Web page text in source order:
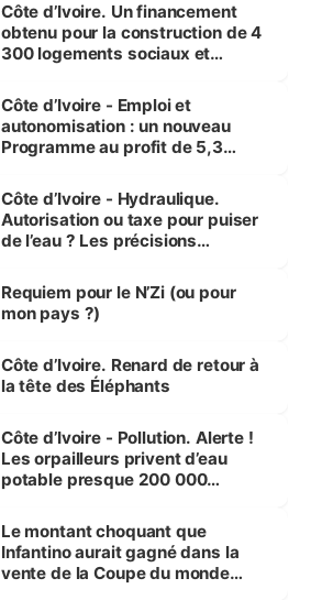
Côte d’Ivoire. Un financement
obtenu pour la construction de 4
300 logements sociaux et
et Yamoussoukro
Côte d’Ivoire - Emploi et
autonomisation : un nouveau
Programme au profit de 5,3
Côte d’Ivoire - Hydraulique.
Autorisation ou taxe pour puiser
de l’eau ? Les précisions
Requiem pour le N’Zi (ou pour
mon pays ?)
Côte d’Ivoire. Renard de retour à
la tête des Éléphants
Côte d’Ivoire - Pollution. Alerte !
Les orpailleurs privent d’eau
potable presque 200 000
Le montant choquant que
Infantino aurait gagné dans la
vente de la Coupe du monde